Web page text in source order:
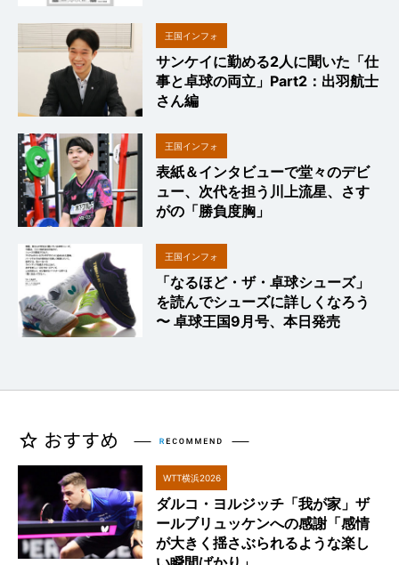
王国インフォ
サンケイに勤める2人に聞いた「仕
事と卓球の両立」Part2：出羽航士
さん編
王国インフォ
表紙＆インタビューで堂々のデビ
ュー、次代を担う川上流星、さす
がの「勝負度胸」
王国インフォ
「なるほど・ザ・卓球シューズ」
を読んでシューズに詳しくなろう
〜 卓球王国9月号、本日発売
WTT横浜2026
ダルコ・ヨルジッチ「我が家」ザ
ールブリュッケンへの感謝「感情
が大きく揺さぶられるような楽し